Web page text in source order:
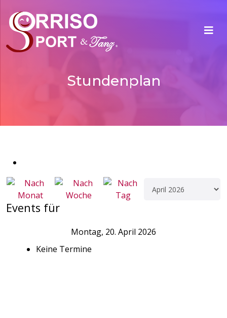
Stundenplan
Events für
Montag, 20. April 2026
Keine Termine